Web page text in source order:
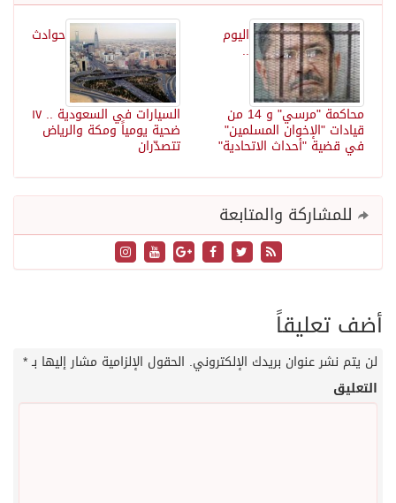
حوادث
السيارات في السعودية .. ١٧
ضحية يومياً ومكة والرياض
تتصدّران
اليوم
..
محاكمة "مرسي" و 14 من
قيادات "الإخوان المسلمين"
في قضية "أحداث الاتحادية"
للمشاركة والمتابعة
أضف تعليقاً
لن يتم نشر عنوان بريدك الإلكتروني. الحقول الإلزامية مشار إليها بـ*
التعليق